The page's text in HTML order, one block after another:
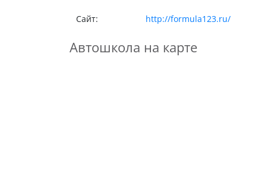
Сайт: http://formula123.ru/
Автошкола на карте